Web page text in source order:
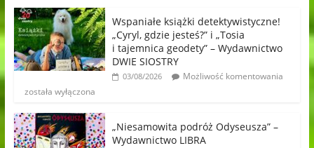
Wspaniałe książki detektywistyczne!
„Cyryl, gdzie jesteś?” i „Tosia
i tajemnica geodety” – Wydawnictwo
DWIE SIOSTRY
03/08/2026
Możliwość komentowania
została wyłączona
„Niesamowita podróż Odyseusza” –
Wydawnictwo LIBRA